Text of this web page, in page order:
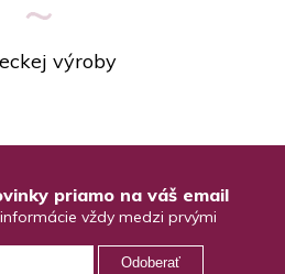
výroby
priamo na váš email
vždy medzi prvými
Odoberať